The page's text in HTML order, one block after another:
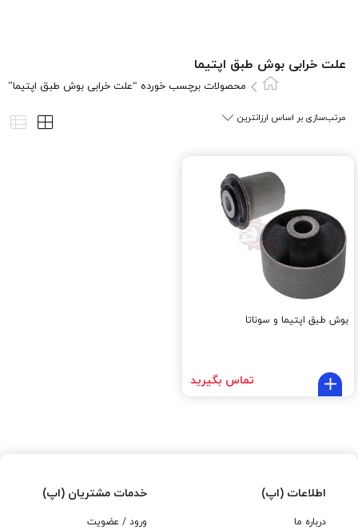
علت خرابی بوش طبق اپتیما
محصولات برچسب خورده “علت خرابی بوش طبق اپتیما”
بوش طبق اپتیما و سوناتا
تماس بگیرید
اطلاعات (اپ)
درباره ما
خدمات مشتریان (اپ)
ورود / عضویت